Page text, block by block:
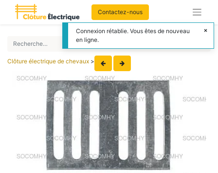
Contactez-nous
Clôture électrique de chevaux >
Connexion rétablie. Vous êtes de nouveau
en ligne.